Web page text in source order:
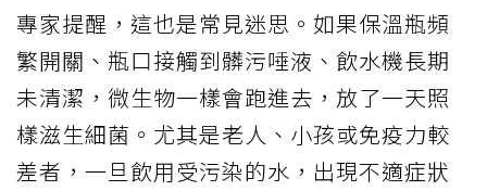
專家提醒，這也是常見迷思。如果保溫瓶頻
繁開關、瓶口接觸到髒污唾液、飲水機長期
未清潔，微生物一樣會跑進去，放了一天照
樣滋生細菌。尤其是老人、小孩或免疫力較
差者，一旦飲用受污染的水，出現不適症狀